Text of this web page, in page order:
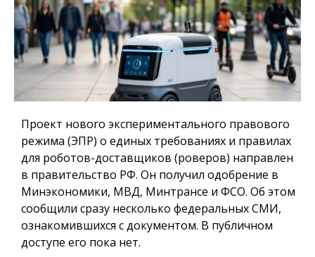
Проект нового экспериментального правового
режима (ЭПР) о единых требованиях и правилах
для роботов-доставщиков (роверов) направлен
в правительство РФ. Он получил одобрение в
Минэкономики, МВД, Минтрансе и ФСО. Об этом
сообщили сразу несколько федеральных СМИ,
ознакомившихся с документом. В публичном
доступе его пока нет.